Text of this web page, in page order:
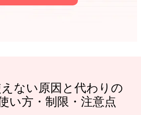
ない原因と代わりの
い方・制限・注意点